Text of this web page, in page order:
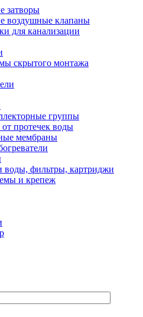
затворы
воздушные клапаны
для канализации
скрытого монтажа
группы
протечек воды
мембраны
воды, фильтры, картриджи
и крепеж